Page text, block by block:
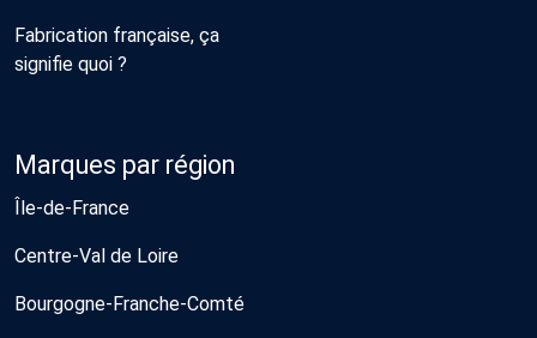
Fabrication française, ça
signifie quoi ?
Marques par région
Île-de-France
Centre-Val de Loire
Bourgogne-Franche-Comté